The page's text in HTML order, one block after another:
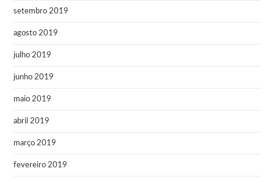
setembro 2019
agosto 2019
julho 2019
junho 2019
maio 2019
abril 2019
março 2019
fevereiro 2019